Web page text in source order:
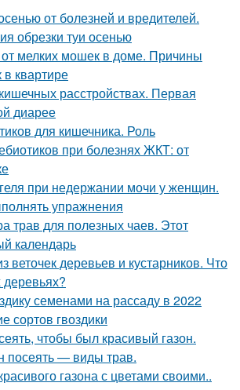
от болезней и вредителей.
обрезки туи осенью
от мелких мошек в доме. Причины
квартире
расстройствах. Первая
диарее
для кишечника. Роль
при болезнях ЖКТ: от
при недержании мочи у женщин.
упражнения
трав для полезных чаев. Этот
календарь
веточек деревьев и кустарников. Что
семенами на рассаду в 2022
сортов гвоздики
чтобы был красивый газон.
посеять — виды трав.
газона с цветами своими..